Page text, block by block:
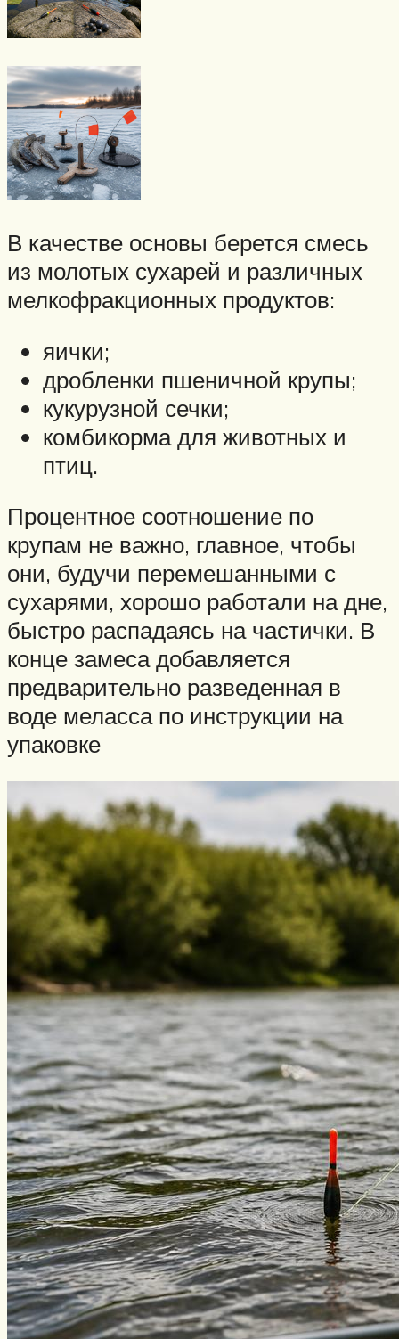
В качестве основы берется смесь
из молотых сухарей и различных
мелкофракционных продуктов:
яички;
дробленки пшеничной крупы;
кукурузной сечки;
комбикорма для животных и
птиц.
Процентное соотношение по
крупам не важно, главное, чтобы
они, будучи перемешанными с
сухарями, хорошо работали на дне,
быстро распадаясь на частички. В
конце замеса добавляется
предварительно разведенная в
воде меласса по инструкции на
упаковке